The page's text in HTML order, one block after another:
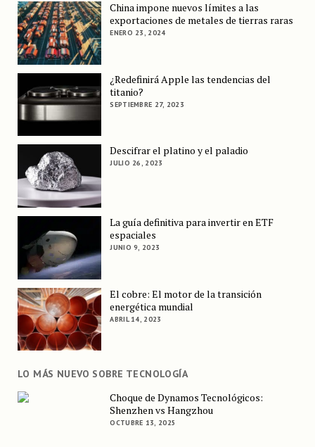
China impone nuevos límites a las
exportaciones de metales de tierras raras
ENERO 23, 2024
¿Redefinirá Apple las tendencias del
titanio?
SEPTIEMBRE 27, 2023
Descifrar el platino y el paladio
JULIO 26, 2023
La guía definitiva para invertir en ETF
espaciales
JUNIO 9, 2023
El cobre: El motor de la transición
energética mundial
ABRIL 14, 2023
LO MÁS NUEVO SOBRE TECNOLOGÍA
Choque de Dynamos Tecnológicos:
Shenzhen vs Hangzhou
OCTUBRE 13, 2025